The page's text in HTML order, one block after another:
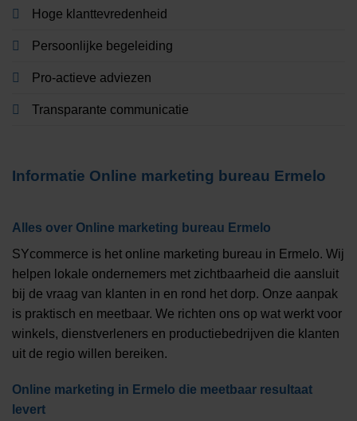
Hoge klanttevredenheid
Persoonlijke begeleiding
Pro-actieve adviezen
Transparante communicatie
Informatie Online marketing bureau Ermelo
Alles over Online marketing bureau Ermelo
SYcommerce is het online marketing bureau in Ermelo. Wij
helpen lokale ondernemers met zichtbaarheid die aansluit
bij de vraag van klanten in en rond het dorp. Onze aanpak
is praktisch en meetbaar. We richten ons op wat werkt voor
winkels, dienstverleners en productiebedrijven die klanten
uit de regio willen bereiken.
Online marketing in Ermelo die meetbaar resultaat
levert